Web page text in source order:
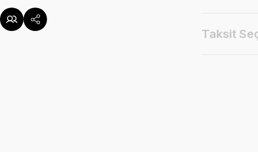
Taksit